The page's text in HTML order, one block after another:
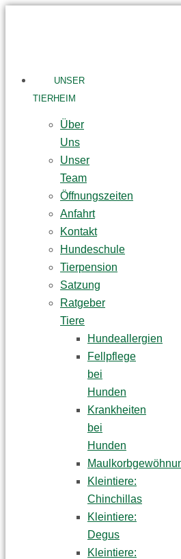
UNSER
TIERHEIM
Über
Uns
Unser
Team
Öffnungszeiten
Anfahrt
Kontakt
Hundeschule
Tierpension
Satzung
Ratgeber
Tiere
Hundeallergien
Fellpflege
bei
Hunden
Krankheiten
bei
Hunden
Kleintiere:
Chinchillas
Kleintiere:
Degus
Kleintiere: